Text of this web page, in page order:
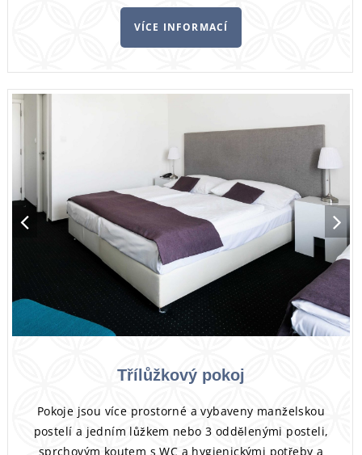
telefonem. Některé z pokojů jsou vybaveny
VÍCE INFORMACÍ
Třílůžkový pokoj
Pokoje jsou více prostorné a vybaveny manželskou
postelí a jedním lůžkem nebo 3 oddělenými posteli,
sprchovým koutem s WC a hygienickými potřeby a